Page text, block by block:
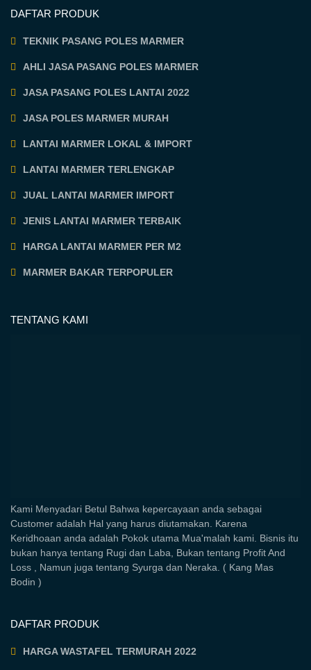
DAFTAR PRODUK
TEKNIK PASANG POLES MARMER
AHLI JASA PASANG POLES MARMER
JASA PASANG POLES LANTAI 2022
JASA POLES MARMER MURAH
LANTAI MARMER LOKAL & IMPORT
LANTAI MARMER TERLENGKAP
JUAL LANTAI MARMER IMPORT
JENIS LANTAI MARMER TERBAIK
HARGA LANTAI MARMER PER M2
MARMER BAKAR TERPOPULER
TENTANG KAMI
Kami Menyadari Betul Bahwa kepercayaan anda sebagai
Customer adalah Hal yang harus diutamakan. Karena
Keridhoaan anda adalah Pokok utama Mua'malah kami. Bisnis itu
bukan hanya tentang Rugi dan Laba, Bukan tentang Profit And
Loss , Namun juga tentang Syurga dan Neraka. ( Kang Mas
Bodin )
DAFTAR PRODUK
HARGA WASTAFEL TERMURAH 2022